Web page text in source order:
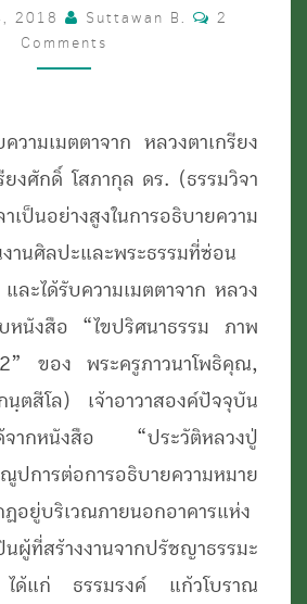
ศาลา
บ้าน
โนน
ทัน
อ.เมือง
จ.ขอนแก่น
2018 Suttawan B. Comments
2
Comments
วามเมตตาจาก หลวงตาเกรียง
ยงศักดิ์ โสภากุล ดร. (ธรรมวิจา
เป็นอย่างสูงในการอธิบายความ
านศิลปะและพระธรรมที่ซ่อน
ละได้รับความเมตตาจาก หลวง
หนังสือ “ไขปริศนาธรรม ภาพ
ของ พระครูภาวนาโพธิคุณ,
สีโล) เจ้าอาวาสองค์ปัจจุบัน
ด้จากหนังสือ “ประวัติหลวงปู่
การต่อการอธิบายความหมาย
อยู่บริเวณภายนอกอาคารแห่ง
ที่สร้างงานจากปรัชญาธรรมะ
ได้แก่ ธรรมรงค์ แก้วโบราณ